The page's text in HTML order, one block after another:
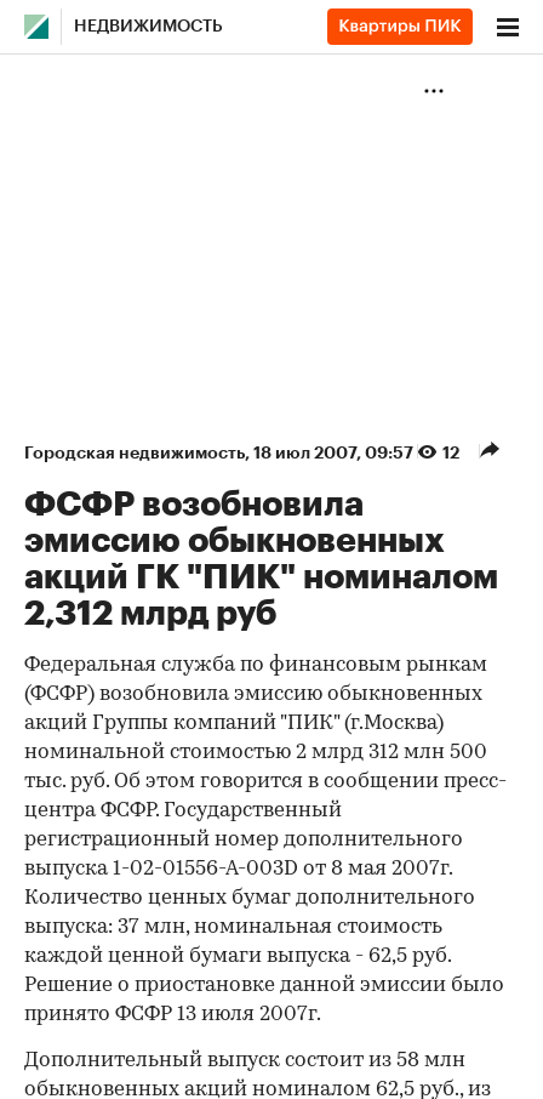
НЕДВИЖИМОСТЬ
Городская недвижимость⁠, 18 июл 2007, 09:57 12
ФСФР возобновила
эмиссию обыкновенных
акций ГК "ПИК" номиналом
2,312 млрд руб
Федеральная служба по финансовым рынкам
(ФСФР) возобновила эмиссию обыкновенных
акций Группы компаний "ПИК" (г.Москва)
номинальной стоимостью 2 млрд 312 млн 500
тыс. руб. Об этом говорится в сообщении пресс-
центра ФСФР. Государственный
регистрационный номер дополнительного
выпуска 1-02-01556-А-003D от 8 мая 2007г.
Количество ценных бумаг дополнительного
выпуска: 37 млн, номинальная стоимость
каждой ценной бумаги выпуска - 62,5 руб.
Решение о приостановке данной эмиссии было
принято ФСФР 13 июля 2007г.
Дополнительный выпуск состоит из 58 млн
обыкновенных акций номиналом 62,5 руб., из